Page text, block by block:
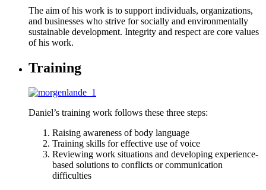
The aim of his work is to support individuals, organizations,
and businesses who strive for socially and environmentally
sustainable development. Integrity and respect are core values
of his work.
Training
Daniel’s training work follows these three steps:
Raising awareness of body language
Training skills for effective use of voice
Reviewing work situations and developing experience-
based solutions to conflicts or communication
difficulties